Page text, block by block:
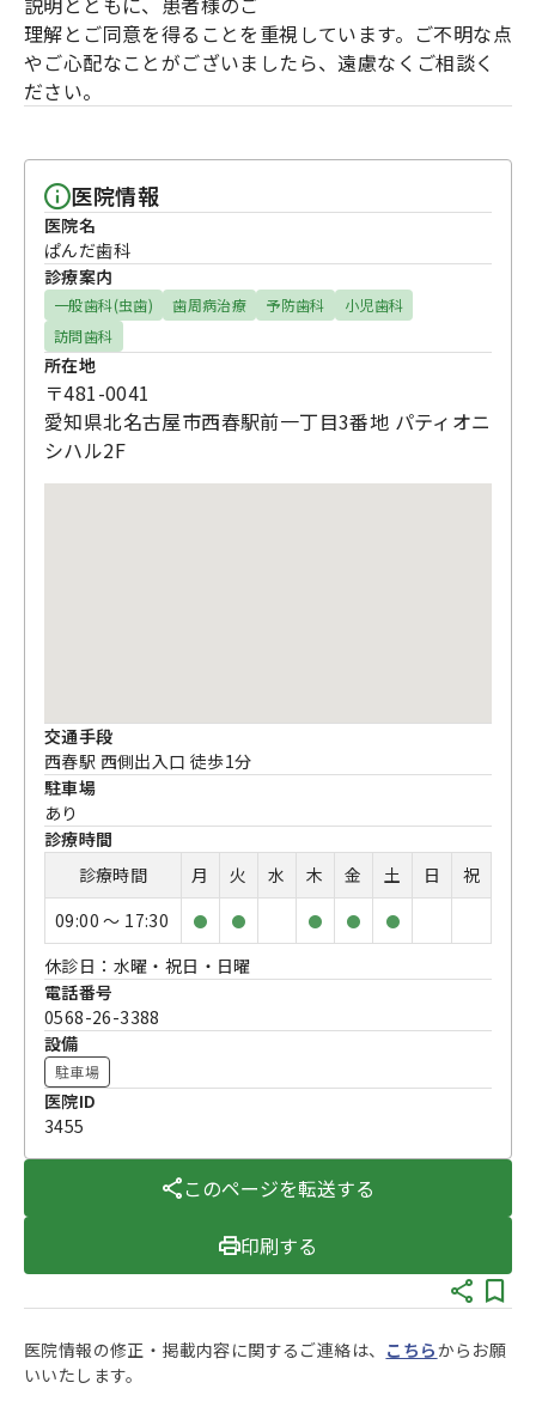
理解とご同意を得ることを重視しています。ご不明な点
やご心配なことがございましたら、遠慮なくご相談く
ださい。
医院情報
医院名
ぱんだ歯科
診療案内
一般歯科(虫歯) 歯周病治療 予防歯科
小児歯科
訪問歯科
所在地
〒481-0041
愛知県北名古屋市西春駅前一丁目3番地 パティオニ
シハル2F
交通手段
西春駅 西側出入口 徒歩1分
駐車場
あり
診療時間
診療時間
月 火 水 木 金 土 日
祝
09:00 〜 17:30
● ● ● ● ●
休診日：水曜・祝日・日曜
電話番号
0568-26-3388
設備
駐車場
医院ID
3455
このページを転送する
印刷する
医院情報の修正・掲載内容に関するご連絡は、 こちらからお願
いいたします。